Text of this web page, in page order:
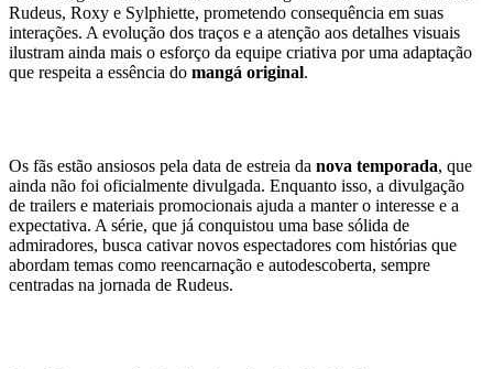
Rudeus, Roxy e Sylphiette, prometendo consequência em suas
interações. A evolução dos traços e a atenção aos detalhes visuais
ilustram ainda mais o esforço da equipe criativa por uma adaptação
que respeita a essência do mangá original.
Os fãs estão ansiosos pela data de estreia da nova temporada, que
ainda não foi oficialmente divulgada. Enquanto isso, a divulgação
de trailers e materiais promocionais ajuda a manter o interesse e a
expectativa. A série, que já conquistou uma base sólida de
admiradores, busca cativar novos espectadores com histórias que
abordam temas como reencarnação e autodescoberta, sempre
centradas na jornada de Rudeus.